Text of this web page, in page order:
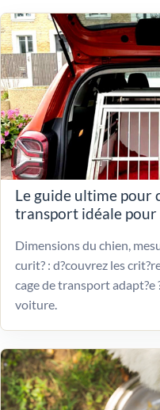
Le guide ultime pour
transport idéale
Dimensions du chien,
curit? : d?couvrez les
cage de transport adapt?e
voiture.